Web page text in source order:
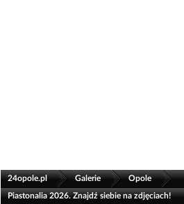
24opole.pl Galerie Opole
Piastonalia 2026. Znajdź siebie na zdjęciach!